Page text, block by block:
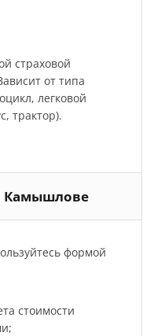
страховой
от типа
легковой
трактор).
Камышлове
формой
стоимости